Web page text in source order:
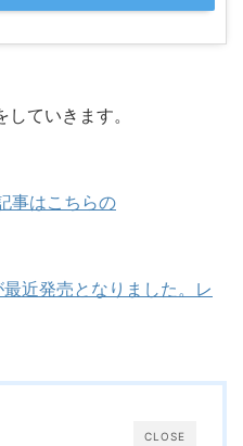
ていきます。
事はこちらの
近発売となりました。レ
CLOSE